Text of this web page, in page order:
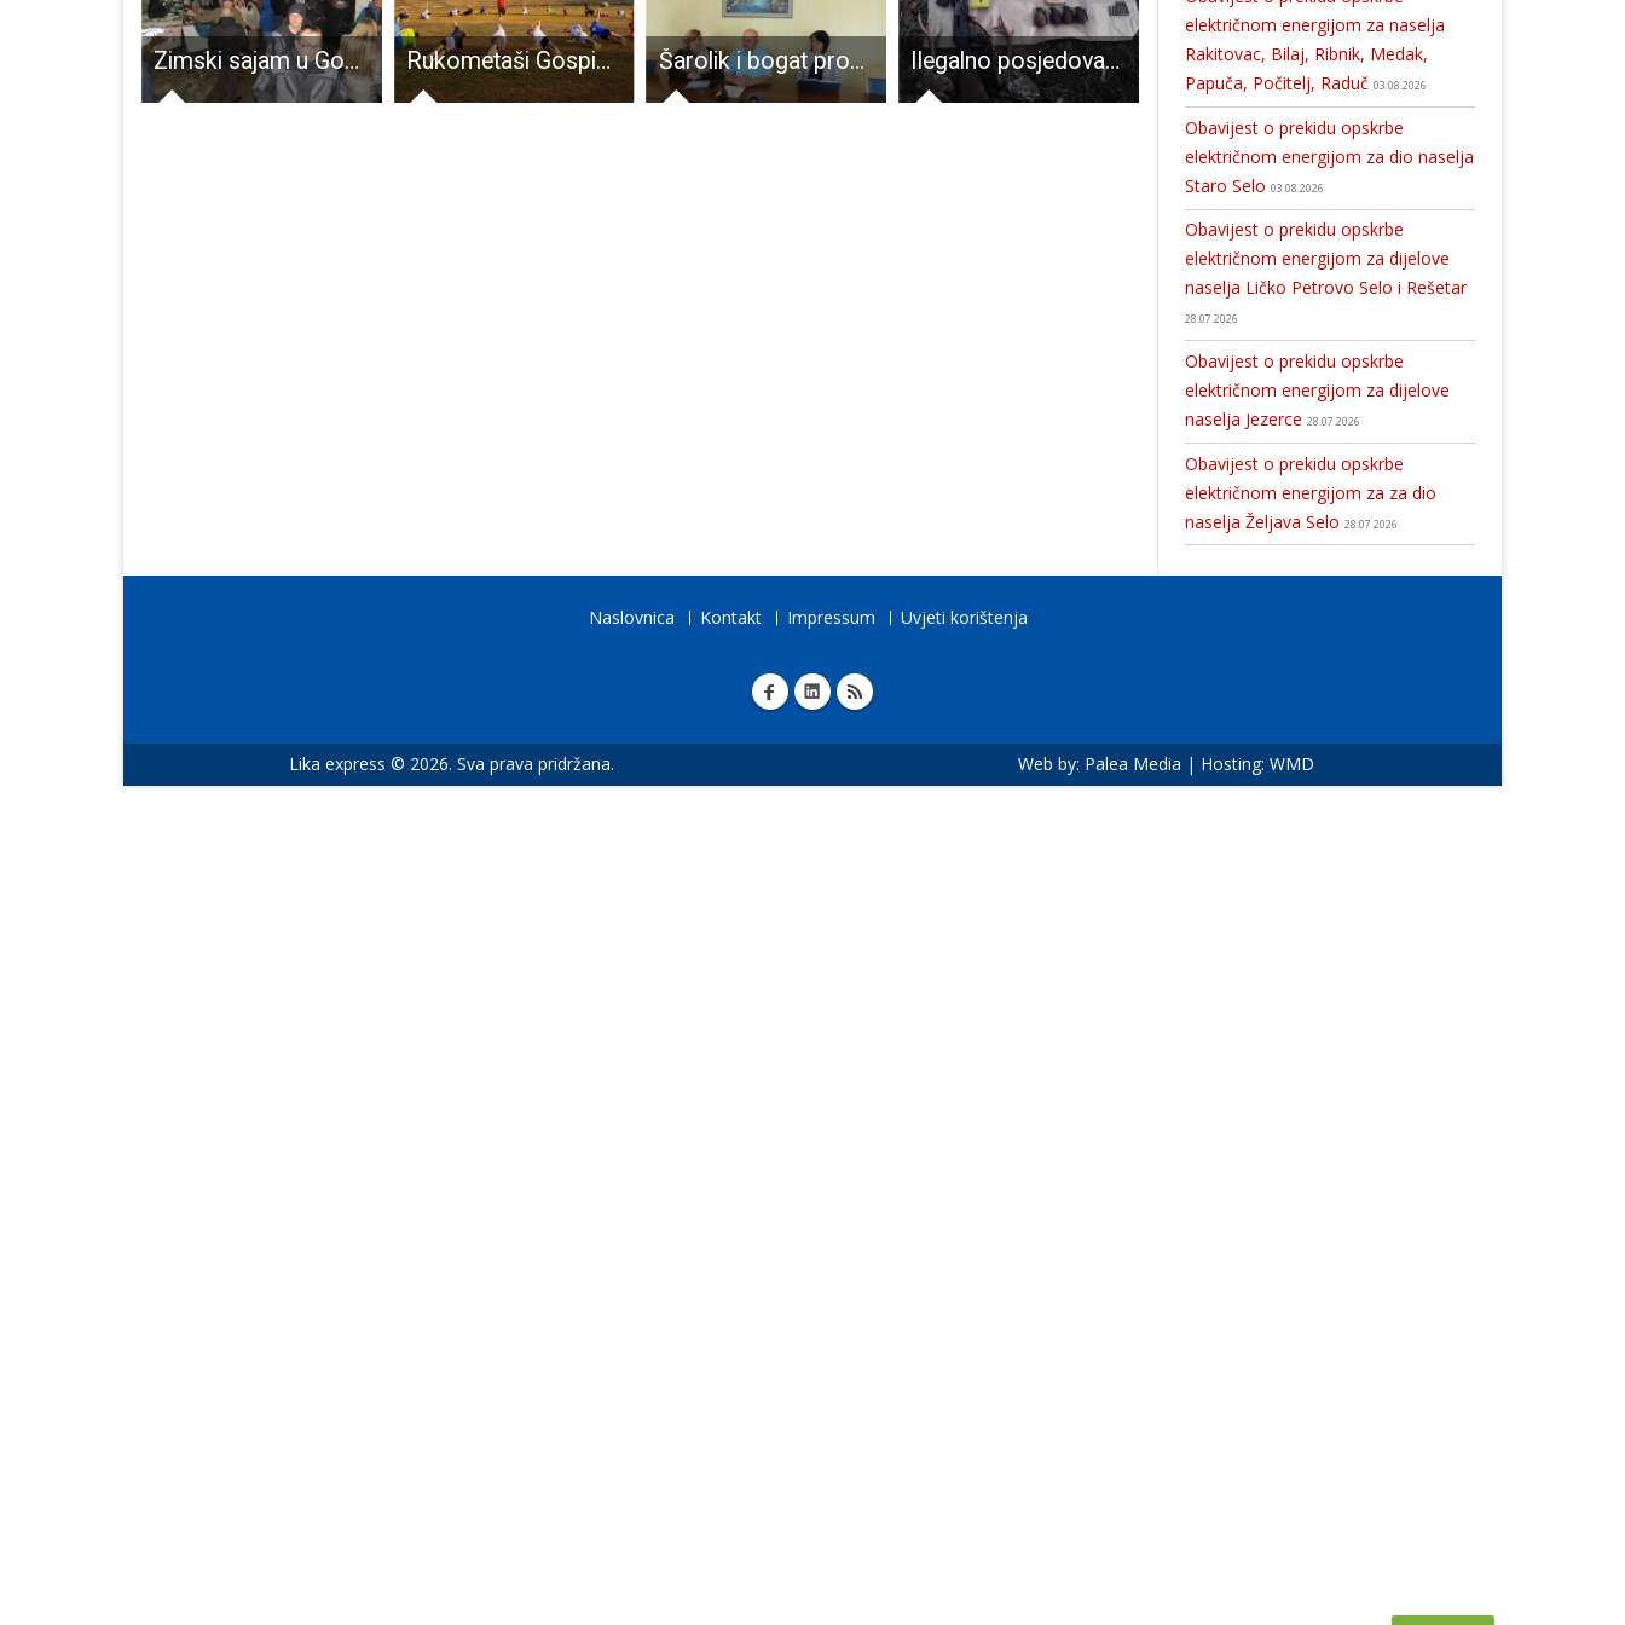
Zimski sajam u Gospiću prepoznat i u Ministarstvu poljoprivrede!!! Rukometaši Gospića krenuli s pripremama za prvoligaško rukometno društvo Šarolik i bogat program povodom Dana grada Gospića!!! Ilegalno posjedovao razna minsko-eksplozivna sredstva i pušku kojom je odstrijelio dva srnjaka Ličani “osvojili” Triglav!!!
električnom energijom za naselja
Rakitovac, Bilaj, Ribnik, Medak,
Papuča, Počitelj, Raduč 03.08.2026
Obavijest o prekidu opskrbe
električnom energijom za dio naselja
Staro Selo 03.08.2026
Obavijest o prekidu opskrbe
električnom energijom za dijelove
naselja Ličko Petrovo Selo i Rešetar
28.07.2026
Obavijest o prekidu opskrbe
električnom energijom za dijelove
naselja Jezerce 28.07.2026
Obavijest o prekidu opskrbe
električnom energijom za za dio
naselja Željava Selo 28.07.2026
Naslovnica Kontakt Impressum Uvjeti korištenja
Lika express © 2026. Sva prava pridržana. Web by: Palea Media | Hosting: WMD